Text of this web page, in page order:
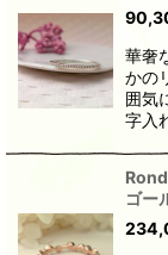
華奢
かの
囲気
字入
ゴー